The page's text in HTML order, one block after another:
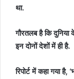
था.
गौरतलब है कि दुनिया
इन दोनों देशों में ही है.
रिपोर्ट में कहा गया